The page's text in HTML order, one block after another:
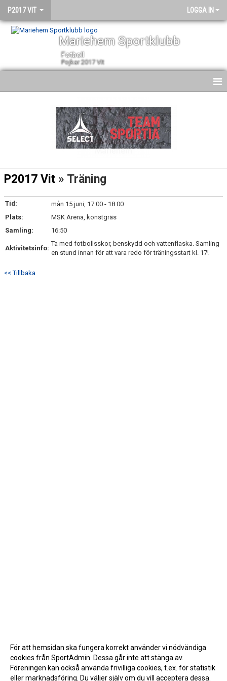
P2017 VIT LOGGA IN
Mariehem Sportklubb
Fotboll
Pojkar 2017 VIt
DOKUMENT
P2017 Vit » Träning
Tid:
mån 15 juni, 17:00 - 18:00
Plats:
MSK Arena, konstgräs
Samling:
16:50
Aktivitetsinfo:
Ta med fotbollsskor, benskydd och vattenflaska. Samling
en stund innan för att vara redo för träningsstart kl. 17!
<< Tillbaka
För att hemsidan ska fungera korrekt använder vi nödvändiga
cookies från SportAdmin. Dessa går inte att stänga av.
Föreningen kan också använda frivilliga cookies, t.ex. för statistik
eller marknadsföring. Du väljer själv om du vill acceptera dessa.